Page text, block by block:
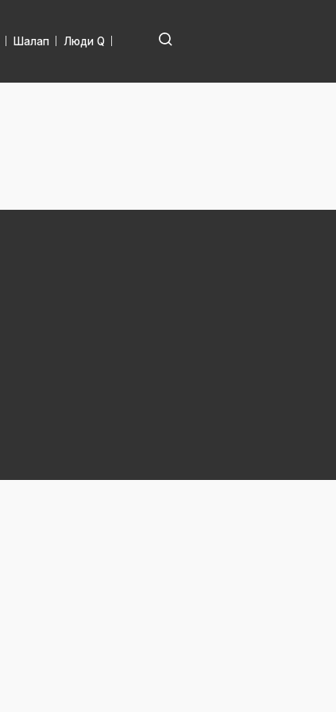
Шалап Люди Q